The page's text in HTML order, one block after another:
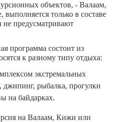
объектов, - Валаам,
только в составе
предусматривают
программа состоит из
к разному типу отдыха:
экстремальных
джипинг, рыбалка, прогулки
на байдарках.
на Валаам, Кижи или